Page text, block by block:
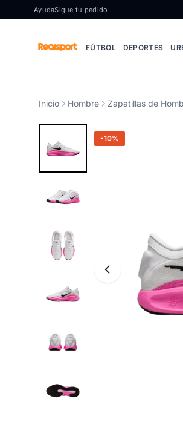
Ir al contenido
AyudaSigue tu pedido
FÚTBOL DEPORTES
Inicio Hombre Zapatillas de
-10%